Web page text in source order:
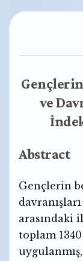
ve
Abstract
Gençlerin
arasındaki
toplam